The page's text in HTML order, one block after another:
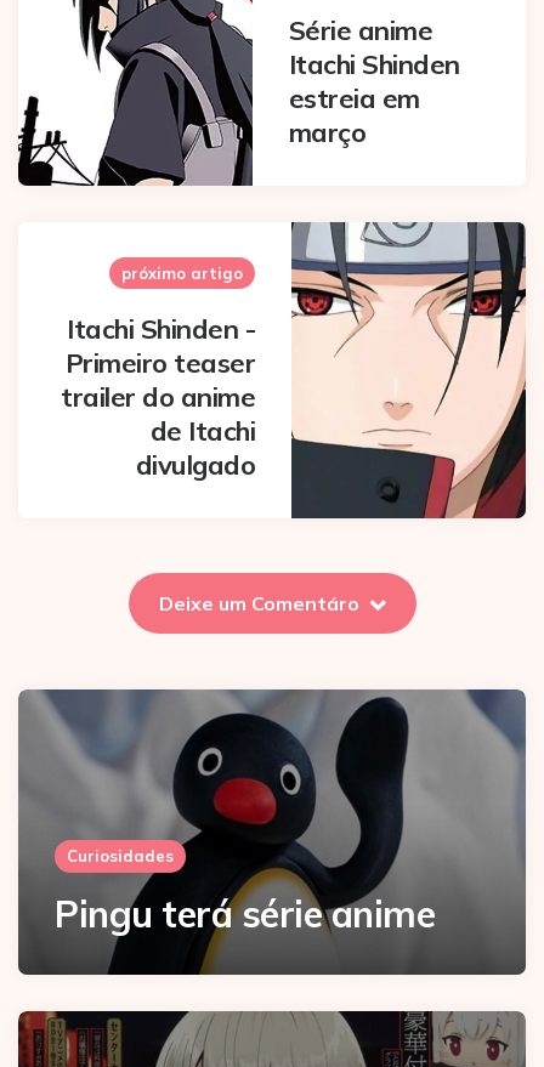
Série anime
Itachi Shinden
estreia em
março
próximo artigo
Itachi Shinden -
Primeiro teaser
trailer do anime
de Itachi
divulgado
Deixe um Comentáro
Curiosidades
Pingu terá série anime